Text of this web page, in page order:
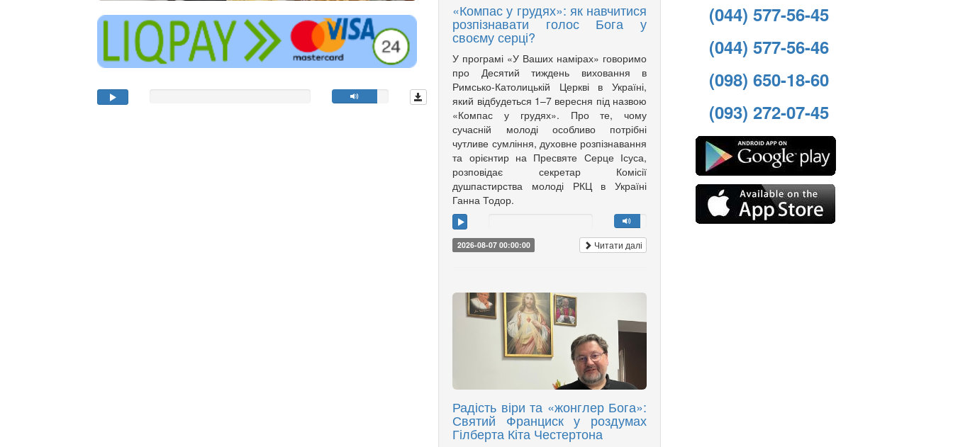
«Компас у грудях»: як навчитися
розпізнавати голос Бога у
своєму серці?
У програмі «У Ваших намірах» говоримо
про Десятий тиждень виховання в
Римсько-Католицькій Церкві в Україні,
який відбудеться 1–7 вересня під назвою
«Компас у грудях». Про те, чому
сучасній молоді особливо потрібні
чутливе сумління, духовне розпізнавання
та орієнтир на Пресвяте Серце Ісуса,
розповідає секретар Комісії
душпастирства молоді РКЦ в Україні
Ганна Тодор.
2026-08-07 00:00:00 Читати далі
Радість віри та «жонглер Бога»:
Святий Франциск у роздумах
Гілберта Кіта Честертона
(044) 577-56-45
(044) 577-56-46
(098) 650-18-60
(093) 272-07-45